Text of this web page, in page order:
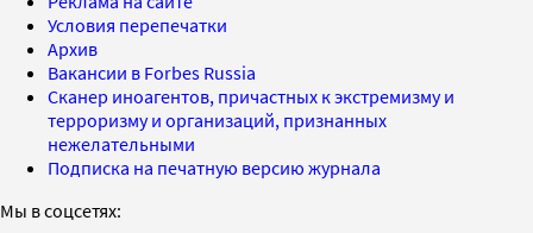
Условия перепечатки
Архив
Вакансии в Forbes Russia
Сканер иноагентов, причастных к экстремизму и
терроризму и организаций, признанных
нежелательными
Подписка на печатную версию журнала
Мы в соцсетях: